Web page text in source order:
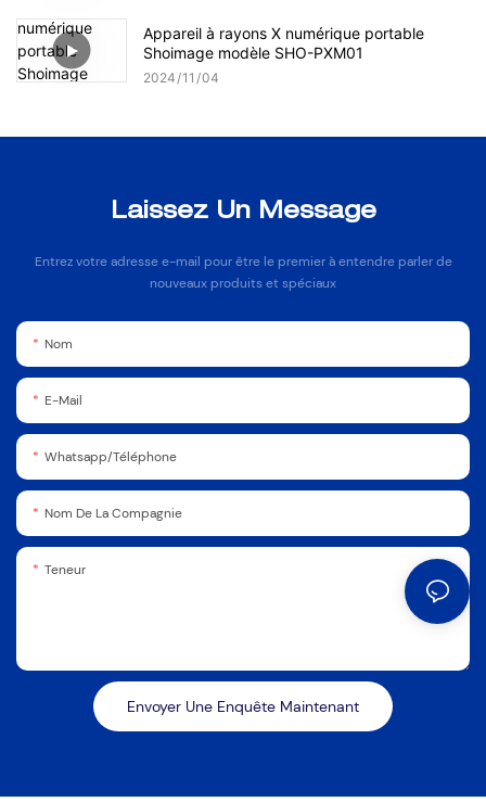
Appareil à rayons X numérique portable
Shoimage modèle SHO-PXM01
2024 11 04
Laissez Un Message
Entrez votre adresse e-mail pour être le premier à entendre parler de
nouveaux produits et spéciaux
Nom
E-Mail
Whatsapp/Téléphone
Nom De La Compagnie
Teneur
Envoyer Une Enquête Maintenant